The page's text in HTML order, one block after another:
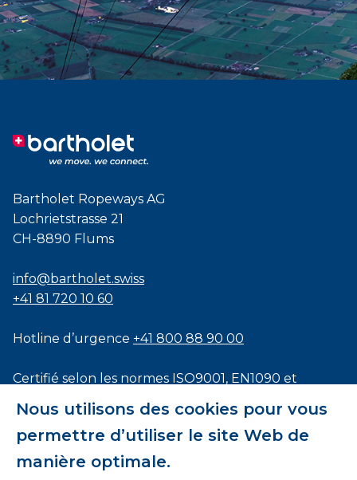
Nous utilisons des cookies pour vous
permettre d’utiliser le site Web de
manière optimale.
Bartholet Ropeways AG
Lochrietstrasse 21
CH-8890 Flums
info@bartholet.swiss
+41 81 720 10 60
Hotline d’urgence +41 800 88 90 00
Certifié selon les normes ISO9001, EN1090 et